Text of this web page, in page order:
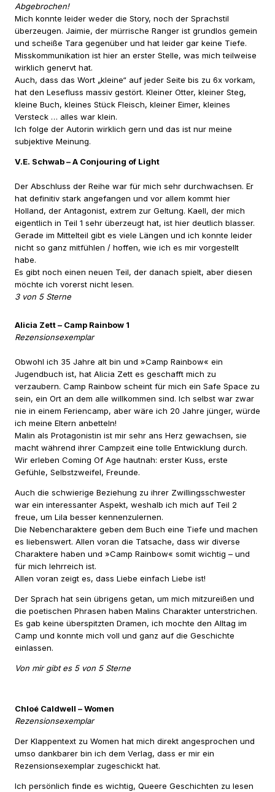
Abgebrochen!
Mich konnte leider weder die Story, noch der Sprachstil
überzeugen. Jaimie, der mürrische Ranger ist grundlos gemein
und scheiße Tara gegenüber und hat leider gar keine Tiefe.
Misskommunikation ist hier an erster Stelle, was mich teilweise
wirklich genervt hat.
Auch, dass das Wort „kleine“ auf jeder Seite bis zu 6x vorkam,
hat den Lesefluss massiv gestört. Kleiner Otter, kleiner Steg,
kleine Buch, kleines Stück Fleisch, kleiner Eimer, kleines
Versteck … alles war klein.
Ich folge der Autorin wirklich gern und das ist nur meine
subjektive Meinung.
V.E. Schwab – A Conjouring of Light
Der Abschluss der Reihe war für mich sehr durchwachsen. Er
hat definitiv stark angefangen und vor allem kommt hier
Holland, der Antagonist, extrem zur Geltung. Kaell, der mich
eigentlich in Teil 1 sehr überzeugt hat, ist hier deutlich blasser.
Gerade im Mittelteil gibt es viele Längen und ich konnte leider
nicht so ganz mitfühlen / hoffen, wie ich es mir vorgestellt
habe.
Es gibt noch einen neuen Teil, der danach spielt, aber diesen
möchte ich vorerst nicht lesen.
3 von 5 Sterne
Alicia Zett – Camp Rainbow 1
Rezensionsexemplar
Obwohl ich 35 Jahre alt bin und »Camp Rainbow« ein
Jugendbuch ist, hat Alicia Zett es geschafft mich zu
verzaubern. Camp Rainbow scheint für mich ein Safe Space zu
sein, ein Ort an dem alle willkommen sind. Ich selbst war zwar
nie in einem Feriencamp, aber wäre ich 20 Jahre jünger, würde
ich meine Eltern anbetteln!
Malin als Protagonistin ist mir sehr ans Herz gewachsen, sie
macht während ihrer Campzeit eine tolle Entwicklung durch.
Wir erleben Coming Of Age hautnah: erster Kuss, erste
Gefühle, Selbstzweifel, Freunde.
Auch die schwierige Beziehung zu ihrer Zwillingsschwester
war ein interessanter Aspekt, weshalb ich mich auf Teil 2
freue, um Lila besser kennenzulernen.
Die Nebencharaktere geben dem Buch eine Tiefe und machen
es liebenswert. Allen voran die Tatsache, dass wir diverse
Charaktere haben und »Camp Rainbow« somit wichtig – und
für mich lehrreich ist.
Allen voran zeigt es, dass Liebe einfach Liebe ist!
Der Sprach hat sein übrigens getan, um mich mitzureißen und
die poetischen Phrasen haben Malins Charakter unterstrichen.
Es gab keine überspitzten Dramen, ich mochte den Alltag im
Camp und konnte mich voll und ganz auf die Geschichte
einlassen.
Von mir gibt es 5 von 5 Sterne
Chloé Caldwell – Women
Rezensionsexemplar
Der Klappentext zu Women hat mich direkt angesprochen und
umso dankbarer bin ich dem Verlag, dass er mir ein
Rezensionsexemplar zugeschickt hat.
Ich persönlich finde es wichtig, Queere Geschichten zu lesen